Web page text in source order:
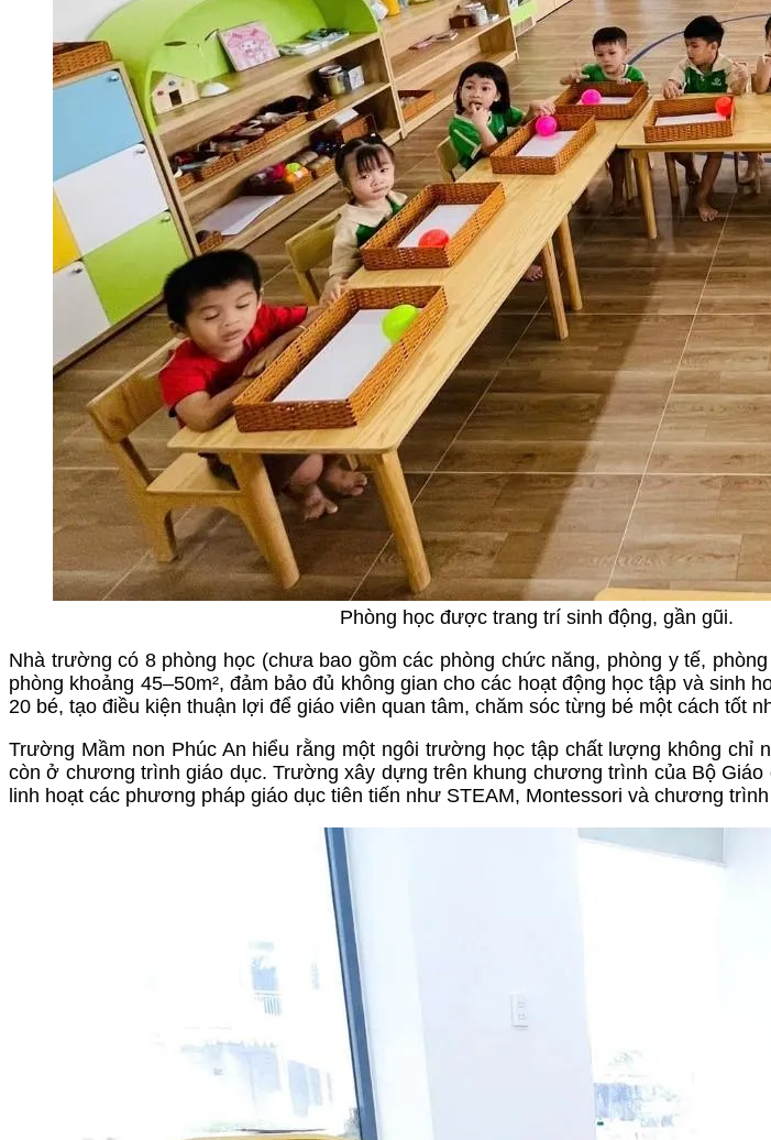
Phòng học được trang trí sinh động, gần gũi.
Nhà trường có 8 phòng học (chưa bao gồm các phòng chức năng, phòng y tế,
phòng khoảng 45–50m², đảm bảo đủ không gian cho các hoạt động học tập và sinh
20 bé, tạo điều kiện thuận lợi để giáo viên quan tâm, chăm sóc từng bé một cách tốt
Trường Mầm non Phúc An hiểu rằng một ngôi trường học tập chất lượng không chỉ
còn ở chương trình giáo dục. Trường xây dựng trên khung chương trình của Bộ
linh hoạt các phương pháp giáo dục tiên tiến như STEAM, Montessori và chương